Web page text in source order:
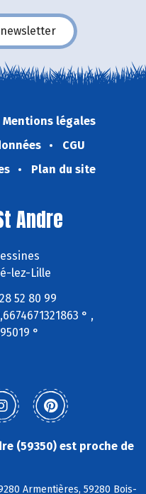
Mentions légales
CGU
Plan du site
Andre
lez-Lille
52 80 99
° ,
°
(59350) est proche de
Armentières, 59280 Bois-